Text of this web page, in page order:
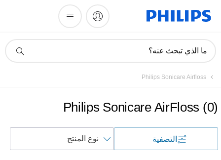
دعم
ما الذي تبحث عنه؟
Philips Sonicare Airfloss
Philips Sonicare AirFloss(0)
التصفية
حسب